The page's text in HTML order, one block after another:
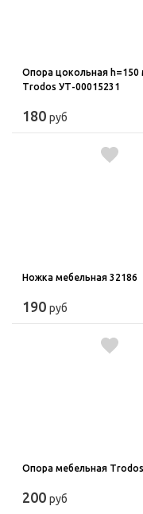
Опора цокольная
Trodos УТ-00015231
180 руб
Ножка мебельная 32186
190 руб
Опора мебельная
200 руб